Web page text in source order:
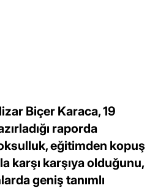
Biçer Karaca, 19
raporda
eğitimden kopuş
karşı karşıya olduğunu,
geniş tanımlı